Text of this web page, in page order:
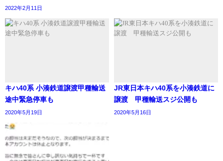
2022年2月11日
キハ40系 小湊鉄道譲渡甲種輸送
途中緊急停車も
2020年5月19日
JR東日本キハ40系を小湊鉄道に
譲渡 甲種輸送スジ公開も
2020年5月16日